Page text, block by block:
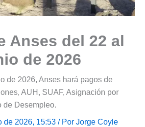
Anses del 22 al
de 2026
de 2026, Anses hará pagos de
AUH, SUAF, Asignación por
de Desempleo.
de 2026, 15:53 / Por Jorge Coyle